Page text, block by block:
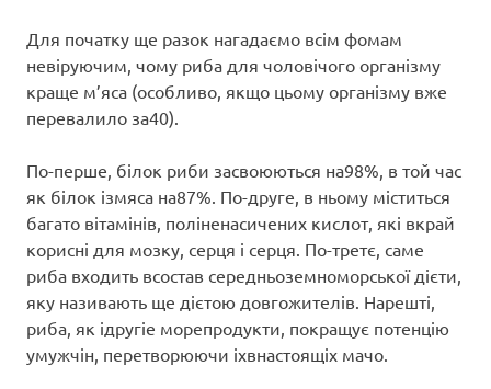
Для початку ще разок нагадаємо всім фомам
невіруючим, чому риба для чоловічого організму
краще м’яса (особливо, якщо цьому організму вже
перевалило за40).
По-перше, білок риби засвоюються на98%, в той час
як білок ізмяса на87%. По-друге, в ньому міститься
багато вітамінів, поліненасичених кислот, які вкрай
корисні для мозку, серця і серця. По-третє, саме
риба входить всостав середньоземноморської дієти,
яку називають ще дієтою довгожителів. Нарешті,
риба, як ідругіе морепродукти, покращує потенцію
умужчін, перетворюючи іхвнастоящіх мачо.